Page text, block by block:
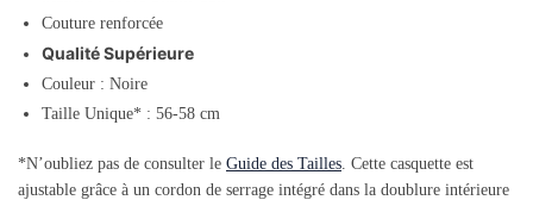
Couture renforcée
Qualité Supérieure
Couleur : Noire
Taille Unique* : 56-58 cm
*N’oubliez pas de consulter le Guide des Tailles . Cette casquette est
ajustable grâce à un cordon de serrage intégré dans la doublure intérieure